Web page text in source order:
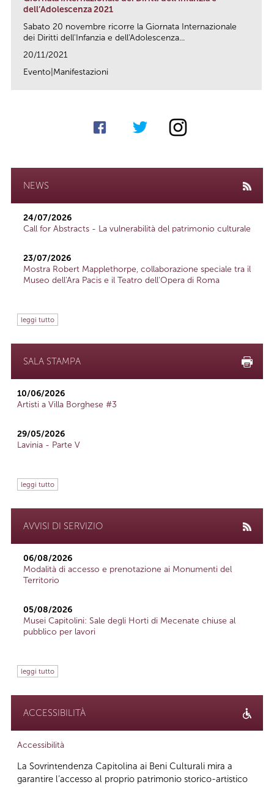
dell’Adolescenza 2021
Sabato 20 novembre ricorre la Giornata Internazionale
dei Diritti dell'Infanzia e dell'Adolescenza...
20/11/2021
Evento|Manifestazioni
NEWS
24/07/2026
Call for Abstracts - La vulnerabilità del patrimonio culturale
23/07/2026
Mostra Robert Mapplethorpe, collaborazione speciale tra il
Museo dell'Ara Pacis e il Teatro dell'Opera di Roma
leggi tutto
SALA STAMPA
10/06/2026
Artisti a Villa Borghese #3
29/05/2026
Lavinia - Parte V
leggi tutto
AVVISI DI SERVIZIO
06/08/2026
Modalità di accesso e prenotazione ai Monumenti del
Territorio
05/08/2026
Musei Capitolini: Sale degli Horti di Mecenate chiuse al
pubblico per lavori
leggi tutto
ACCESSIBILITÀ
Accessibilità
La Sovrintendenza Capitolina ai Beni Culturali mira a
garantire l’accesso al proprio patrimonio storico-artistico